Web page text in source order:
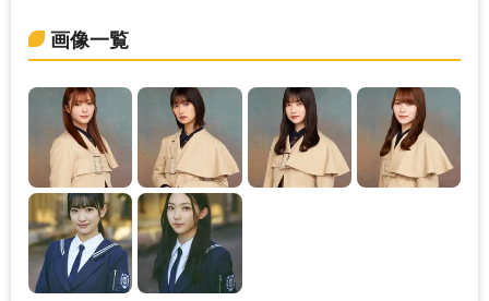
画像一覧